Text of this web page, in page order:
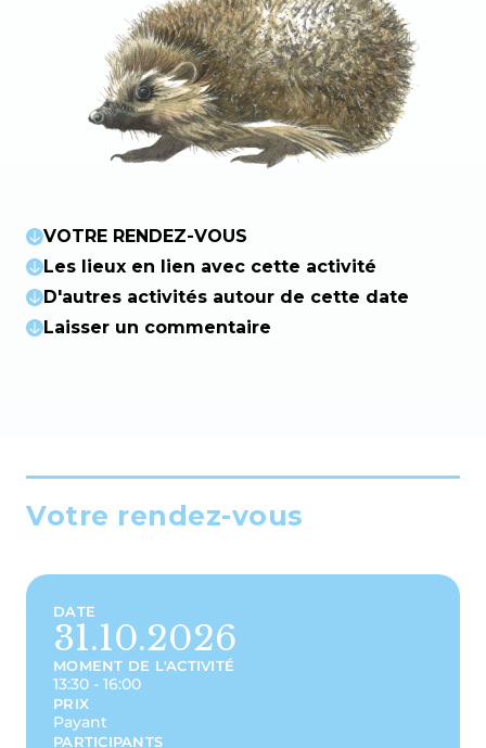
VOTRE RENDEZ-VOUS
Les lieux en lien avec cette activité
D'autres activités autour de cette date
Laisser un commentaire
Votre rendez-vous
DATE
31.10.2026
MOMENT DE L'ACTIVITÉ
13:30 - 16:00
PRIX
Payant
PARTICIPANTS